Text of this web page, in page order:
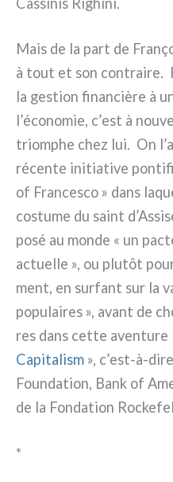
Mais de la part de
à tout et son con­trai­re.
la gestion finan­ciè­re à
l’économie, c’est à
triom­phe chez lui. On
récen­te ini­tia­ti­ve
of Francesco » dans
costu­me du saint
po­sé au mon­de « un
actuel­le », ou plu­tôt
ment, en sur­fant sur la
popu­lai­res », avant de
res dans cet­te aven­tu­re
Capitalism », c’est-à-
Foundation, Bank of
de la Fondation
*